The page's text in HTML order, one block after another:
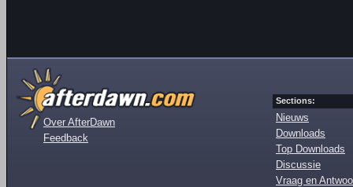
Over AfterDawn
Feedback
Sections:
Nieuws
Downloads
Top Downloads
Discussie
Vraag en